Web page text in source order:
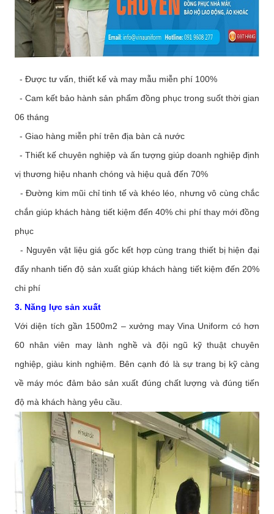
- Được tư vấn, thiết kế và may mẫu miễn phí 100%
- Cam kết bảo hành sản phẩm đồng phục trong suốt thời gian
06 tháng
- Giao hàng miễn phí trên địa bàn cả nước
- Thiết kế chuyên nghiệp và ấn tượng giúp doanh nghiệp định
vị thương hiệu nhanh chóng và hiệu quả đến 70%
- Đường kim mũi chỉ tinh tế và khéo léo, nhưng vô cùng chắc
chắn giúp khách hàng tiết kiệm đến 40% chi phí thay mới đồng
phục
- Nguyên vật liệu giá gốc kết hợp cùng trang thiết bị hiện đại
đẩy nhanh tiến độ sản xuất giúp khách hàng tiết kiệm đến 20%
chi phí
3. Năng lực sản xuất
Với diện tích gần 1500m2 – xưởng may Vina Uniform có hơn
60 nhân viên may lành nghề và đội ngũ kỹ thuật chuyên
nghiệp, giàu kinh nghiệm. Bên cạnh đó là sự trang bị kỹ càng
về máy móc đảm bảo sản xuất đúng chất lượng và đúng tiến
độ mà khách hàng yêu cầu.